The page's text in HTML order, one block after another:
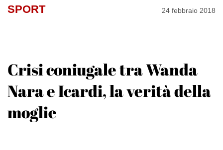
SPORT 24 febbraio 2018
Crisi coniugale tra Wanda
Nara e Icardi, la verità della
moglie